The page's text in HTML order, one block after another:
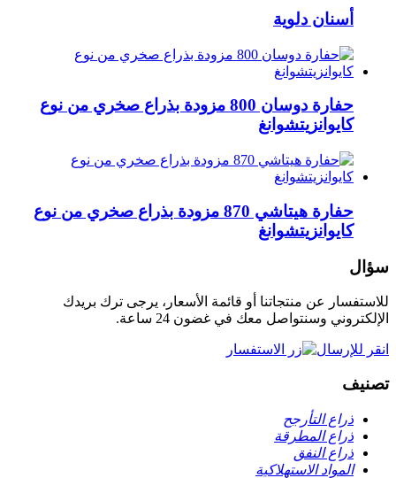
أسنان دلوية
حفارة دوسان 800 مزودة بذراع صخري من نوع
كايوانزيتشوانغ
حفارة هيتاشي 870 مزودة بذراع صخري من نوع
كايوانزيتشوانغ
سؤال
للاستفسار عن منتجاتنا أو قائمة الأسعار، يرجى ترك بريدك
الإلكتروني وسنتواصل معك في غضون 24 ساعة.
انقر للإرسال
تصنيف
ذراع التأرجح
ذراع المطرقة
ذراع النفق
المواد الاستهلاكية